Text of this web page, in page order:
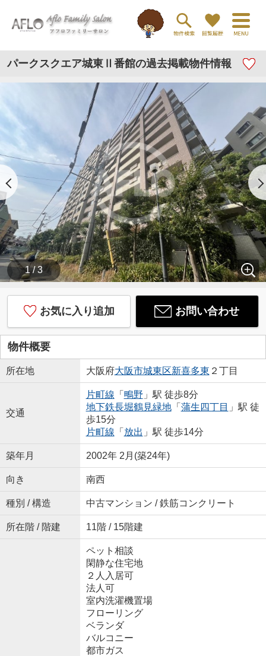
パークスクエア城東Ⅱ番館の過去掲載物件情報
1 / 3
お気に入り追加 お問い合わせ
物件概要
所在地 大阪府大阪市城東区新喜多東 ２丁目
交通
片町線 「 鴫野 」駅 徒歩8分
地下鉄長堀鶴見緑地「 蒲生四丁目 」駅 徒
歩15分
片町線 「 放出 」駅 徒歩14分
築年月 2002年 2月(築24年)
向き 南西
種別 / 構造 中古マンション / 鉄筋コンクリート
所在階 / 階建 11階 / 15階建
ペット相談
閑静な住宅地
２人入居可
法人可
室内洗濯機置場
フローリング
ベランダ
バルコニー
都市ガス